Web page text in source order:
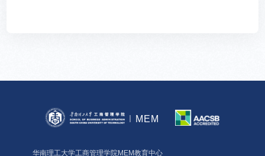
MEM
华南理工大学工商管理学院MEM教育中心